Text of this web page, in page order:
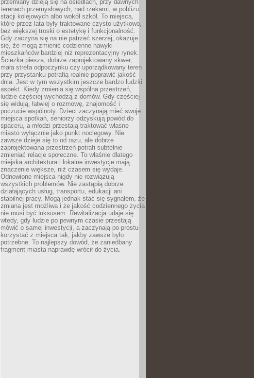
przemiany dzieją się na osiedlach, przy dawnych
terenach przemysłowych, nad rzekami, w pobliżu
stacji kolejowych albo wokół szkół. To miejsca,
które przez lata były traktowane czysto użytkowo,
bez większej troski o estetykę i funkcjonalność.
Gdy zaczyna się na nie patrzeć szerzej, okazuje
się, że mogą zmienić codzienne nawyki
mieszkańców bardziej niż reprezentacyjny rynek.
Ścieżka piesza, dobrze zaprojektowany skwer,
mała strefa odpoczynku czy uporządkowany teren
przy przystanku potrafią realnie poprawić jakość
dnia. Jest w tym wszystkim jeszcze bardzo ludzki
aspekt. Kiedy zmienia się wspólna przestrzeń,
ludzie częściej wychodzą z domów. Gdy częściej
się widują, łatwiej o rozmowę, znajomość i
poczucie wspólnoty. Dzieci zaczynają mieć swoje
miejsca spotkań, seniorzy odzyskują powód do
spaceru, a młodzi przestają traktować własne
miasto wyłącznie jako punkt noclegowy. Nie
zawsze dzieje się to od razu, ale dobrze
zaprojektowana przestrzeń potrafi subtelnie
zmieniać relacje społeczne. To właśnie dlatego
miejska architektura i lokalne inwestycje mają
znaczenie większe, niż czasem się wydaje.
Odnowione miejsca nigdy nie rozwiązują
wszystkich problemów. Nie zastąpią dobrze
działających usług, transportu, edukacji ani
stabilnej pracy. Mogą jednak stać się sygnałem, że
zmiana jest możliwa i że jakość codziennego życia
nie musi być luksusem. Rewitalizacja udaje się
wtedy, gdy ludzie po pewnym czasie przestają
mówić o samej inwestycji, a zaczynają po prostu
korzystać z miejsca tak, jakby zawsze było
potrzebne. To najlepszy dowód, że zaniedbany
fragment miasta naprawdę wrócił do życia.